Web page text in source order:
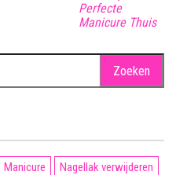
Perfecte
Manicure Thuis
Manicure
Nagellak verwijderen